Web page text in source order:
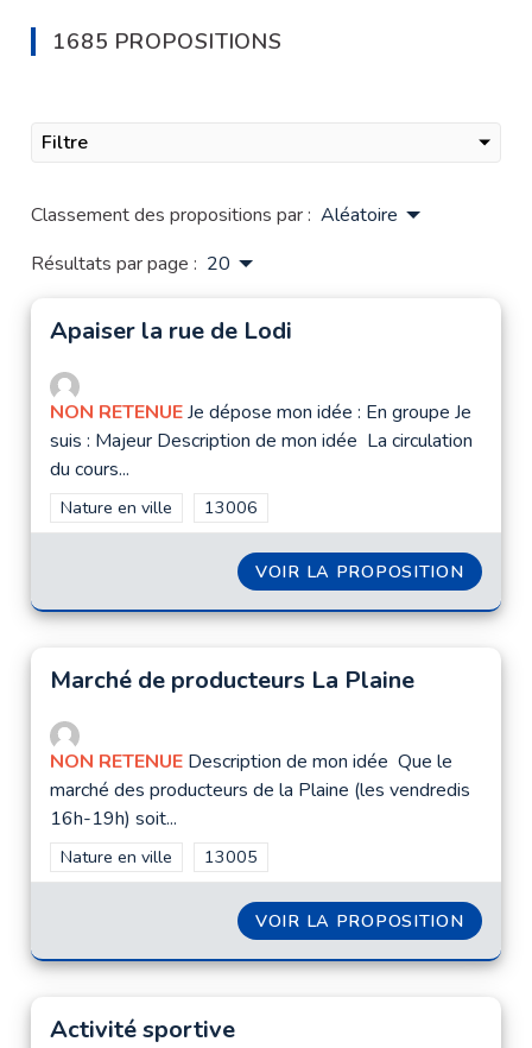
1685 PROPOSITIONS
Filtre
Classement des propositions par : Aléatoire
Résultats par page : 20
Apaiser la rue de Lodi
NON RETENUEJe dépose mon idée : En groupe Je
suis : Majeur Description de mon idée La circulation
du cours...
Filtrer les résultats de la catégorie : Nature en ville
Nature en ville Filtrer les résultats pour le secteur :
13006
VOIR LA PROPOSITION
Marché de producteurs La Plaine
NON RETENUE Description de mon idée Que le
marché des producteurs de la Plaine (les vendredis
16h-19h) soit...
Filtrer les résultats de la catégorie : Nature en ville
Nature en ville Filtrer les résultats pour le secteur :
13005
VOIR LA PROPOSITION
Activité sportive